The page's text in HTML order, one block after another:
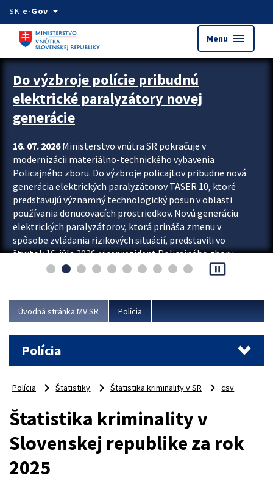
Preskocit na hlavný obsah
SK e-Govarrow_drop_down
Menu menu
Zastavit automatický posun upútavok
Do výzbroje polície pribudnú
elektrické paralyzátory novej
generácie
16. 07. 2026Ministerstvo vnútra SR pokračuje v
modernizácii materiálno-technického vybavenia
Policajného zboru. Do výzbroje policajtov pribudne nová
generácia elektrických paralyzátorov TASER 10, ktoré
predstavujú významný technologický posun v oblasti
používania donucovacích prostriedkov. Novú generáciu
elektrických paralyzátorov, ktorá prináša zmenu v
spôsobe zvládania rizikových situácií, predstavili vo
štvrtok 16. júla 2026 viceprezident Policajného zboru
Rastislav Polakovič a riaditeľ odboru výcviku...
pause_presentation
Úvodná stránka MV SR Polícia
Polícia
Polícia Štatistiky Štatistika kriminality v SR csv
Štatistika kriminality v
Slovenskej republike za rok
2025